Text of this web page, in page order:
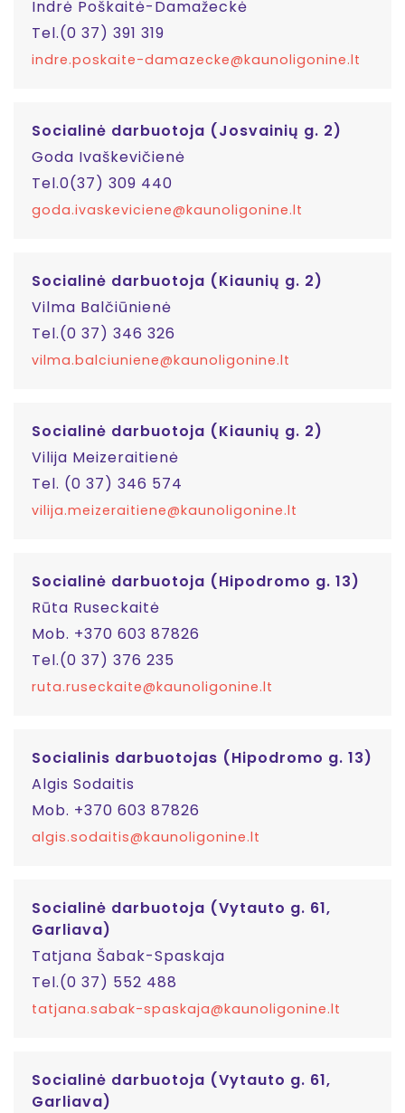
Indrė Poškaitė-Damažeckė
Tel.(0 37) 391 319
indre.poskaite-damazecke@kaunoligonine.lt
Socialinė darbuotoja (Josvainių g. 2)
Goda Ivaškevičienė
Tel.0(37) 309 440
goda.ivaskeviciene@kaunoligonine.lt
Socialinė darbuotoja (Kiaunių g. 2)
Vilma Balčiūnienė
Tel.(0 37) 346 326
vilma.balciuniene@kaunoligonine.lt
Socialinė darbuotoja (Kiaunių g. 2)
Vilija Meizeraitienė
Tel. (0 37) 346 574
vilija.meizeraitiene@kaunoligonine.lt
Socialinė darbuotoja (Hipodromo g. 13)
Rūta Ruseckaitė
Mob. +370 603 87826
Tel.(0 37) 376 235
ruta.ruseckaite@kaunoligonine.lt
Socialinis darbuotojas (Hipodromo g. 13)
Algis Sodaitis
Mob. +370 603 87826
algis.sodaitis@kaunoligonine.lt
Socialinė darbuotoja (Vytauto g. 61,
Garliava)
Tatjana Šabak-Spaskaja
Tel.(0 37) 552 488
tatjana.sabak-spaskaja@kaunoligonine.lt
Socialinė darbuotoja (Vytauto g. 61,
Garliava)